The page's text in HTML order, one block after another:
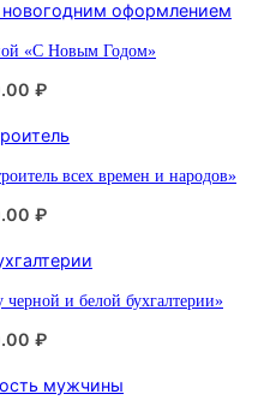
«С Новым Годом»
₽
всех времен и народов»
₽
и белой бухгалтерии»
₽